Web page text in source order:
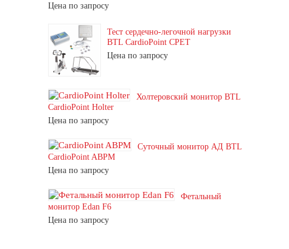
Цена по запросу
Тест сердечно-легочной нагрузки
BTL CardioPoint CPET
Цена по запросу
Холтеровский монитор BTL
CardioPoint Holter
Цена по запросу
Суточный монитор АД BTL
CardioPoint ABPM
Цена по запросу
Фетальный
монитор Edan F6
Цена по запросу